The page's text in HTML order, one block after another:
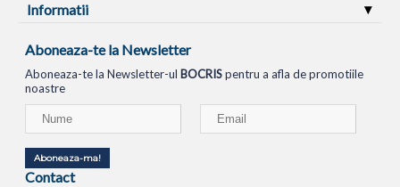
Informatii
Aboneaza-te la Newsletter
Aboneaza-te la Newsletter-ul BOCRISpentru a afla de promotiile
noastre
Aboneaza-ma!
Contact